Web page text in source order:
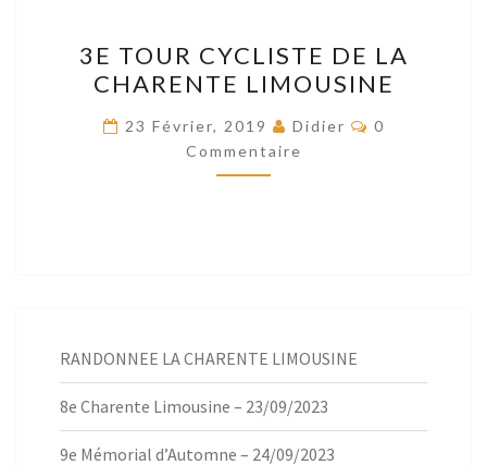
TOUR
CYCLISTE
DE
LA
CHARENTE
3E TOUR CYCLISTE DE LA
CHARENTE LIMOUSINE
23 Février, 2019 Didier
0
Commentaire
RANDONNEE LA CHARENTE LIMOUSINE
8e Charente Limousine – 23/09/2023
9e Mémorial d’Automne – 24/09/2023